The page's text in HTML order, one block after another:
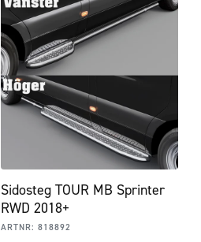
Sidosteg TOUR MB Sprinter
RWD 2018+
ARTNR: 818892